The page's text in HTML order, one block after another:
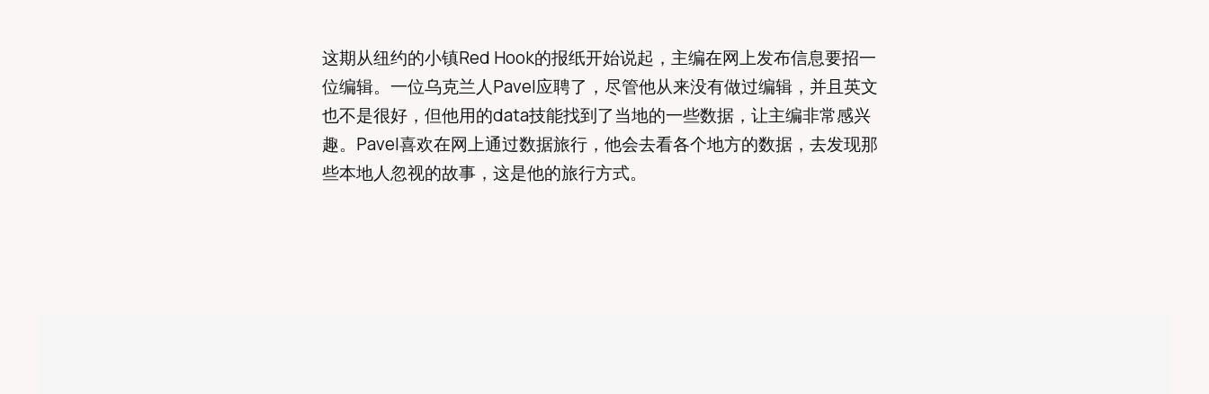
这期从纽约的小镇Red Hook的报纸开始说起，主编在网上发布信息要招一
位编辑。一位乌克兰人Pavel应聘了，尽管他从来没有做过编辑，并且英文
也不是很好，但他用的data技能找到了当地的一些数据，让主编非常感兴
趣。Pavel喜欢在网上通过数据旅行，他会去看各个地方的数据，去发现那
些本地人忽视的故事，这是他的旅行方式。